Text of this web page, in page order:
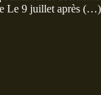
Le 9 juillet après (…)